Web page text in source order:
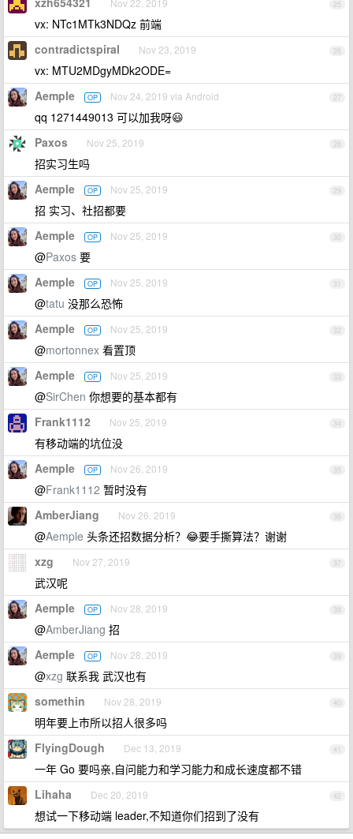
25
Nov 22, 2019
vx: NTc1MTk3NDQz 前端
26
contradictspiral Nov 23, 2019
vx: MTU2MDgyMDk2ODE=
27
Aemple OP Nov 24, 2019 via Android
qq 1271449013 可以加我呀😃
28
Paxos Nov 25, 2019
招实习生吗
29
Aemple OP Nov 25, 2019
招 实习、社招都要
30
Aemple OP Nov 25, 2019
@Paxos 要
31
Aemple OP Nov 25, 2019
@tatu 没那么恐怖
32
Aemple OP Nov 25, 2019
@mortonnex 看置顶
33
Aemple OP Nov 25, 2019
@SirChen 你想要的基本都有
34
Frank1112 Nov 25, 2019
有移动端的坑位没
35
Aemple OP Nov 26, 2019
@Frank1112 暂时没有
36
AmberJiang Nov 26, 2019
@Aemple 头条还招数据分析？😂要手撕算法？谢谢
37
xzg Nov 27, 2019
武汉呢
38
Aemple OP Nov 28, 2019
@AmberJiang 招
39
Aemple OP Nov 28, 2019
@xzg 联系我 武汉也有
40
somethin Nov 28, 2019
明年要上市所以招人很多吗
41
FlyingDough Dec 13, 2019
一年 Go 要吗亲,自问能力和学习能力和成长速度都不错
42
Lihaha Dec 20, 2019
想试一下移动端 leader,不知道你们招到了没有